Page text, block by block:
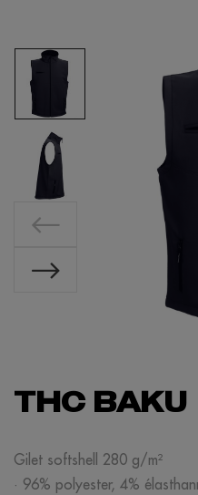
THC BAKU
Gilet softshell 280 g/m²
· 96% polyester, 4%